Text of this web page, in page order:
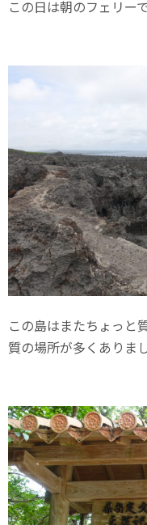
この日は朝のフェリー
この島はまたちょっと
質の場所が多くありま